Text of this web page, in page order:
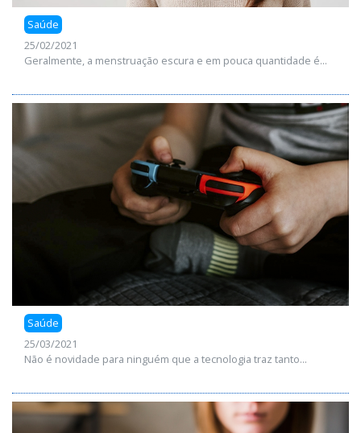
Saúde
25/02/2021
Geralmente, a menstruação escura e em pouca quantidade é...
Saúde
25/03/2021
Não é novidade para ninguém que a tecnologia traz tanto...